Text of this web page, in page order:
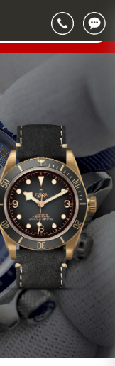
▲
▼
北京市东城区东长安街1号东方广场写字楼W3座6层602室（需提前预约）